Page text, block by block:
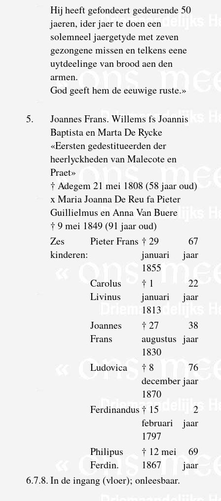
Hij heeft gefondeert gedeurende 50
jaeren, ider jaer te doen een
solemneel jaergetyde met zeven
gezongene missen en telkens eene
uytdeelinge van brood aen den
armen.
God geeft hem de eeuwige ruste.»
5.
Joannes Frans. Willems fs Joannis
Baptista en Marta De Rycke
«Eersten gedestitueerden der
heerlyckheden van Malecote en
Praet»
† Adegem 21 mei 1808 (58 jaar oud)
x Maria Joanna De Reu fa Pieter
Guillielmus en Anna Van Buere
† 9 mei 1849 (91 jaar oud)
Zes
kinderen:
Pieter Frans † 29
januari
1855
67
jaar
Carolus
Livinus
† 1
januari
1813
22
jaar
Joannes
Frans
† 27
augustus
1830
38
jaar
Ludovica
† 8
december
1870
76
jaar
Ferdinandus † 15
februari
1797
2
jaar
Philipus
Ferdin.
† 12 mei
1867
69
jaar
6.7.8.In de ingang (vloer); onleesbaar.